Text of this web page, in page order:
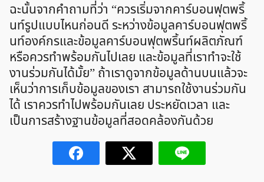
ฉะนั้นจากคำถามที่ว่า “ควรเริ่มจากคาร์บอนฟุตพริ้
นท์รูปแบบไหนก่อนดี ระหว่างข้อมูลคาร์บอนฟุตพริ้
นท์องค์กรและข้อมูลคาร์บอนฟุตพริ้นท์ผลิตภัณฑ์
หรือควรทำพร้อมกันไปเลย และข้อมูลที่เราทำจะใช้
งานร่วมกันได้มั้ย” ถ้าเราดูจากข้อมูลด้านบนแล้วจะ
เห็นว่าการเก็บข้อมูลของเรา สามารถใช้งานร่วมกัน
ได้ เราควรทำไปพร้อมกันเลย ประหยัดเวลา และ
เป็นการสร้างฐานข้อมูลที่สอดคล้องกันด้วย